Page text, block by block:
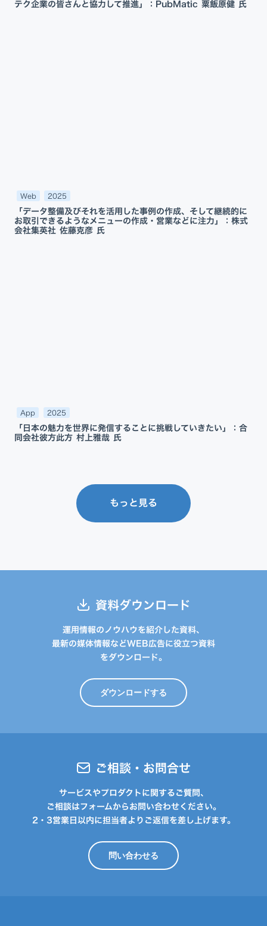
テク企業の皆さんと協力して推進」：PubMatic 粟飯原健 氏
Web 2025
「データ整備及びそれを活用した事例の作成、そして継続的に
お取引できるようなメニューの作成・営業などに注力」：株式
会社集英社 佐藤克彦 氏
App 2025
「日本の魅力を世界に発信することに挑戦していきたい」：合
同会社彼方此方 村上雅哉 氏
もっと見る
資料ダウンロード
運用情報のノウハウを紹介した資料、
最新の媒体情報などWEB広告に役立つ資料
をダウンロード。
ダウンロードする
ご相談・お問合せ
サービスやプロダクトに関するご質問、
ご相談はフォームからお問い合わせください。
2・3営業日以内に担当者よりご返信を差し上げます。
問い合わせる